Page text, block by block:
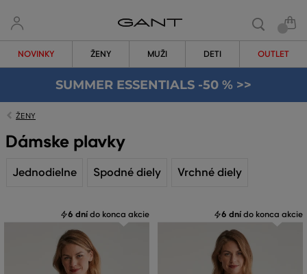
NOVINKY ŽENY MUŽI DETI OUTLET
SUMMER ESSENTIALS -50 % >>
ŽENY
Dámske plavky
Jednodielne Spodné diely Vrchné diely
6 dní do konca akcie 6 dní do konca akcie